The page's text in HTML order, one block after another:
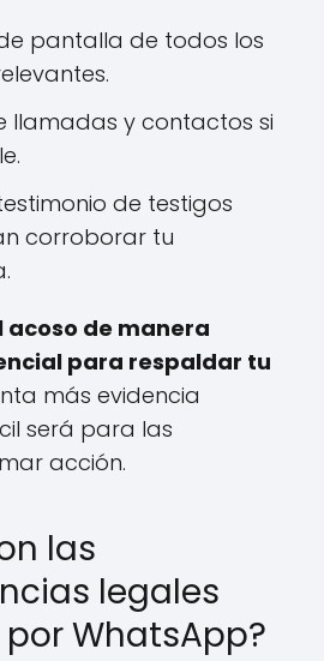
pantalla de todos los
llamadas y contactos si
de testigos
corroborar tu
acoso de manera
para respaldar tu
más evidencia
será para las
acción.
las
legales
WhatsApp?